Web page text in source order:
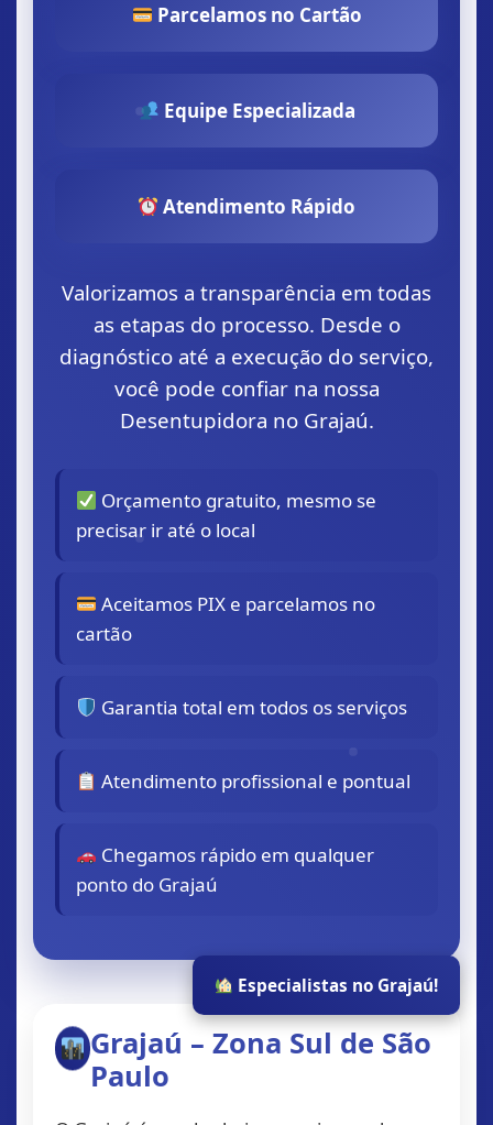
Parcelamos no Cartão
Equipe Especializada
Atendimento Rápido
Valorizamos a transparência em todas
as etapas do processo. Desde o
diagnóstico até a execução do serviço,
você pode confiar na nossa
Desentupidora no Grajaú.
Orçamento gratuito, mesmo se
precisar ir até o local
Aceitamos PIX e parcelamos no
cartão
Garantia total em todos os serviços
Atendimento profissional e pontual
Chegamos rápido em qualquer
ponto do Grajaú
Grajaú – Zona Sul de São
Paulo
Especialistas no Grajaú!